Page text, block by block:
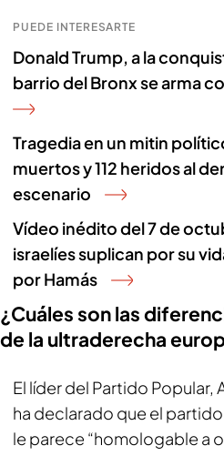
PUEDE INTERESARTE
Donald Trump, a la
barrio del Bronx se arma
Tragedia en un mitin
muertos y 112 heridos al
escenario
Vídeo inédito del 7 de
israelíes suplican por su
por Hamás
¿Cuáles son las
de la ultraderecha
El líder del Partido Popular,
ha declarado que el
le parece “homologable a